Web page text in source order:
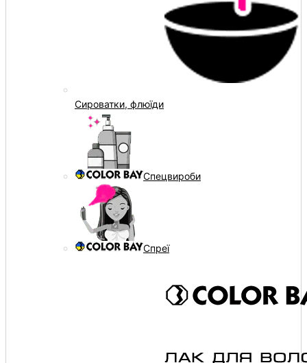
Сироватки, флюїди
Спецвироби
Спреї